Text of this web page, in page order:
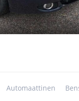
Automaattinen